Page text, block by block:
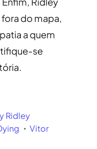
do mapa,
a quem
se
Ridley
Vitor